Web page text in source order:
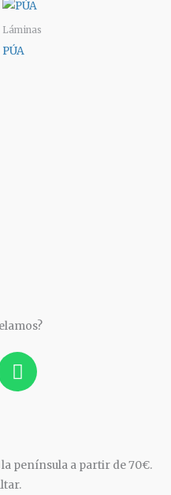
Láminas
PÚA
W
h
a
a
p
península a partir de 70€.